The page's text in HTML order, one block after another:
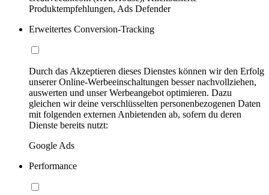
Produktempfehlungen, Ads Defender
Erweitertes Conversion-Tracking
Durch das Akzeptieren dieses Dienstes können wir den Erfolg
unserer Online-Werbeeinschaltungen besser nachvollziehen,
auswerten und unser Werbeangebot optimieren. Dazu
gleichen wir deine verschlüsselten personenbezogenen Daten
mit folgenden externen Anbietenden ab, sofern du deren
Dienste bereits nutzt:
Google Ads
Performance